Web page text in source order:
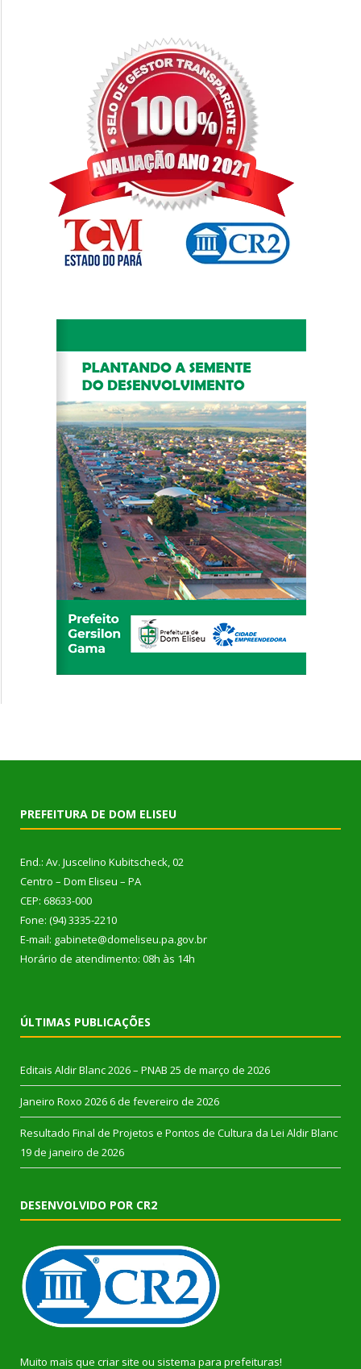
PREFEITURA DE DOM ELISEU
End.: Av. Juscelino Kubitscheck, 02
Centro – Dom Eliseu – PA
CEP: 68633-000
Fone: (94) 3335-2210
E-mail: gabinete@domeliseu.pa.gov.br
Horário de atendimento: 08h às 14h
ÚLTIMAS PUBLICAÇÕES
Editais Aldir Blanc 2026 – PNAB 25 de março de 2026
Janeiro Roxo 2026 6 de fevereiro de 2026
Resultado Final de Projetos e Pontos de Cultura da Lei Aldir Blanc
19 de janeiro de 2026
DESENVOLVIDO POR CR2
Muito mais que criar site ou sistema para prefeituras!